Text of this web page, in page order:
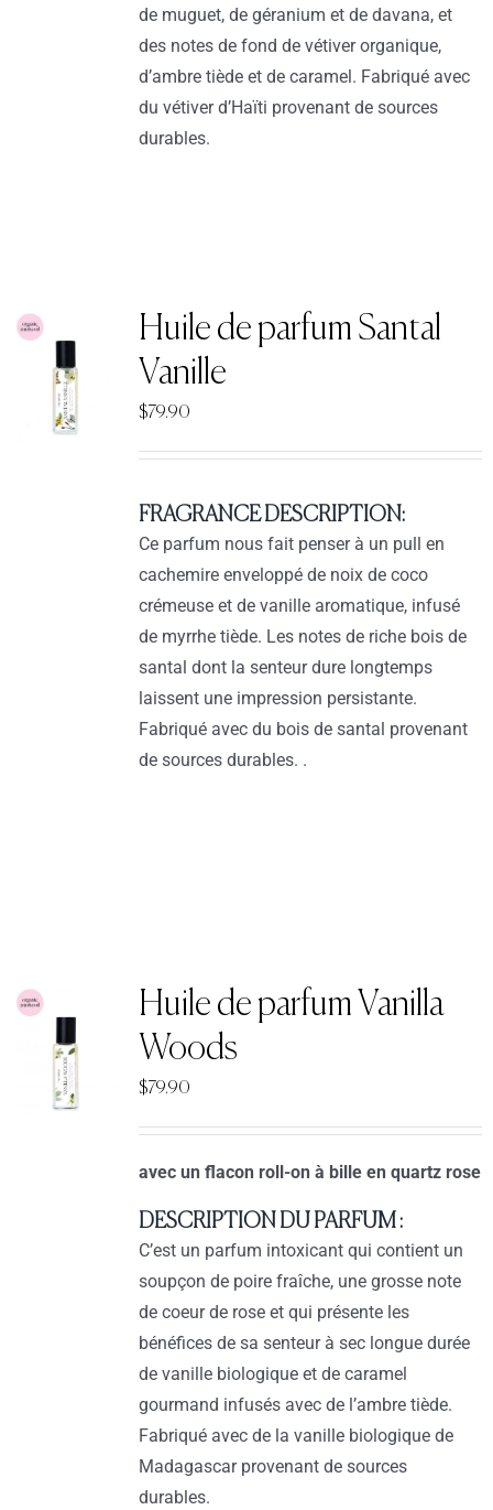
de muguet, de géranium et de davana, et
des notes de fond de vétiver organique,
d’ambre tiède et de caramel. Fabriqué avec
du vétiver d’Haïti provenant de sources
durables.
Huile de parfum Santal
Vanille
$79.90
FRAGRANCE DESCRIPTION:
Ce parfum nous fait penser à un pull en
cachemire enveloppé de noix de coco
crémeuse et de vanille aromatique, infusé
de myrrhe tiède. Les notes de riche bois de
santal dont la senteur dure longtemps
laissent une impression persistante.
Fabriqué avec du bois de santal provenant
de sources durables. .
Huile de parfum Vanilla
Woods
$79.90
avec un flacon roll-on à bille en quartz rose
DESCRIPTION DU PARFUM :
C’est un parfum intoxicant qui contient un
soupçon de poire fraîche, une grosse note
de coeur de rose et qui présente les
bénéfices de sa senteur à sec longue durée
de vanille biologique et de caramel
gourmand infusés avec de l’ambre tiède.
Fabriqué avec de la vanille biologique de
Madagascar provenant de sources
durables.